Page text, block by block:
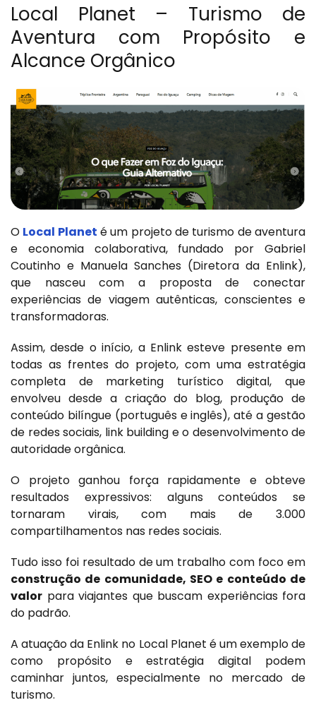
Local Planet – Turismo de
Aventura com Propósito e
Alcance Orgânico
O Local Planet é um projeto de turismo de aventura
e economia colaborativa, fundado por Gabriel
Coutinho e Manuela Sanches (Diretora da Enlink),
que nasceu com a proposta de conectar
experiências de viagem autênticas, conscientes e
transformadoras.
Assim, desde o início, a Enlink esteve presente em
todas as frentes do projeto, com uma estratégia
completa de marketing turístico digital, que
envolveu desde a criação do blog, produção de
conteúdo bilíngue (português e inglês), até a gestão
de redes sociais, link building e o desenvolvimento de
autoridade orgânica.
O projeto ganhou força rapidamente e obteve
resultados expressivos: alguns conteúdos se
tornaram virais, com mais de 3.000
compartilhamentos nas redes sociais.
Tudo isso foi resultado de um trabalho com foco em
construção de comunidade, SEO e conteúdo de
valor para viajantes que buscam experiências fora
do padrão.
A atuação da Enlink no Local Planet é um exemplo de
como propósito e estratégia digital podem
caminhar juntos, especialmente no mercado de
turismo.